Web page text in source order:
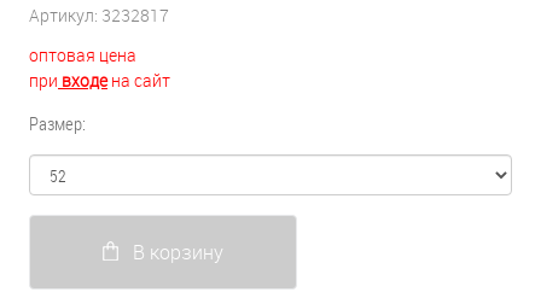
Артикул: 3232817
оптовая цена
при входена сайт
Размер:
В корзину